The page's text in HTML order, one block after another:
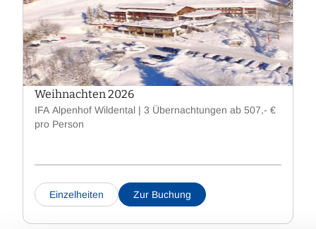
Weihnachten 2026
IFA Alpenhof Wildental | 3 Übernachtungen ab 507,- €
pro Person
Einzelheiten Zur Buchung